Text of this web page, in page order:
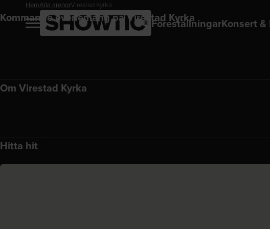
FöreställningarKonsert
HemAlla arenorVirestad Kyrka
Kommande evenemang på Virestad Kyrka
Om Virestad Kyrka
Hitta hit